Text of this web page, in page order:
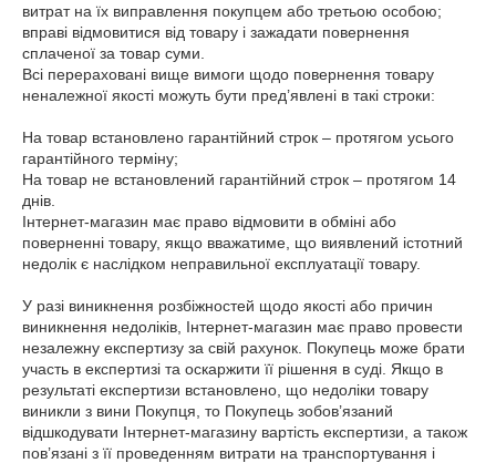
витрат на їх виправлення покупцем або третьою особою;
вправі відмовитися від товару і зажадати повернення
сплаченої за товар суми.
Всі перераховані вище вимоги щодо повернення товару
неналежної якості можуть бути пред’явлені в такі строки:
На товар встановлено гарантійний строк – протягом усього
гарантійного терміну;
На товар не встановлений гарантійний строк – протягом 14
днів.
Інтернет-магазин має право відмовити в обміні або
поверненні товару, якщо вважатиме, що виявлений істотний
недолік є наслідком неправильної експлуатації товару.
У разі виникнення розбіжностей щодо якості або причин
виникнення недоліків, Інтернет-магазин має право провести
незалежну експертизу за свій рахунок. Покупець може брати
участь в експертизі та оскаржити її рішення в суді. Якщо в
результаті експертизи встановлено, що недоліки товару
виникли з вини Покупця, то Покупець зобов’язаний
відшкодувати Інтернет-магазину вартість експертизи, а також
пов’язані з її проведенням витрати на транспортування і